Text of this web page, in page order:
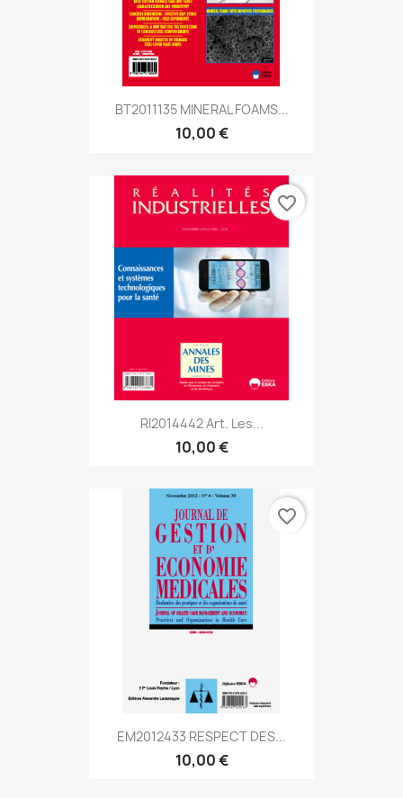
BT2011135 MINERAL FOAMS...
10,00 €
RI2014442 Art. Les...
10,00 €
favorite_border
EM2012433 RESPECT DES...
10,00 €
favorite_border